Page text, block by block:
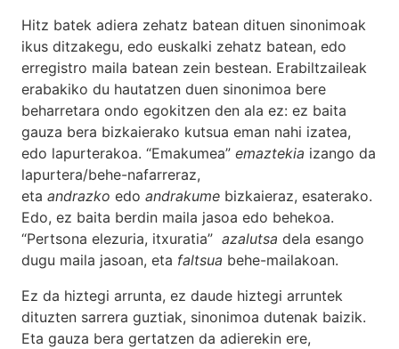
Hitz batek adiera zehatz batean dituen sinonimoak
ikus ditzakegu, edo euskalki zehatz batean, edo
erregistro maila batean zein bestean. Erabiltzaileak
erabakiko du hautatzen duen sinonimoa bere
beharretara ondo egokitzen den ala ez: ez baita
gauza bera bizkaierako kutsua eman nahi izatea,
edo lapurterakoa. “Emakumea” emaztekia izango da
lapurtera/behe-nafarreraz,
eta andrazko edo andrakume bizkaieraz, esaterako.
Edo, ez baita berdin maila jasoa edo behekoa.
“Pertsona elezuria, itxuratia” azalutsa dela esango
dugu maila jasoan, eta faltsua behe-mailakoan.
Ez da hiztegi arrunta, ez daude hiztegi arruntek
dituzten sarrera guztiak, sinonimoa dutenak baizik.
Eta gauza bera gertatzen da adierekin ere,